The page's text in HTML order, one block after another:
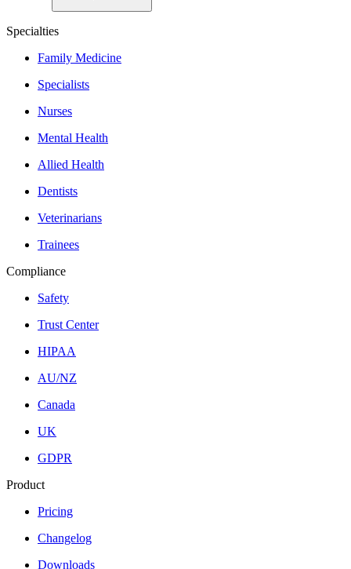
Specialties
Family Medicine
Specialists
Nurses
Mental Health
Allied Health
Dentists
Veterinarians
Trainees
Compliance
Safety
Trust Center
HIPAA
AU/NZ
Canada
UK
GDPR
Product
Pricing
Changelog
Downloads